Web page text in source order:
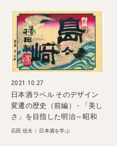
2021.10.27
日本酒ラベル そのデザイン
変遷の歴史（前編） - 「美し
さ」を目指した明治～昭和
石田 信夫 日本酒を学ぶ